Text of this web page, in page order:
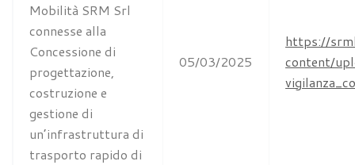
Mobilità SRM Srl
connesse alla
Concessione di
progettazione,
costruzione e
gestione di
un’infrastruttura di
trasporto rapido di
05/03/2025
https://
content/